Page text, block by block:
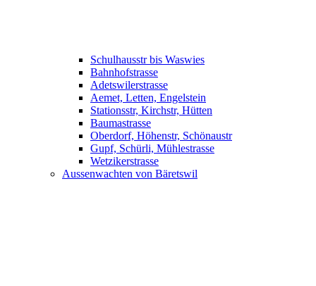
Schulhausstr bis Waswies
Bahnhofstrasse
Adetswilerstrasse
Aemet, Letten, Engelstein
Stationsstr, Kirchstr, Hütten
Baumastrasse
Oberdorf, Höhenstr, Schönaustr
Gupf, Schürli, Mühlestrasse
Wetzikerstrasse
Aussenwachten von Bäretswil